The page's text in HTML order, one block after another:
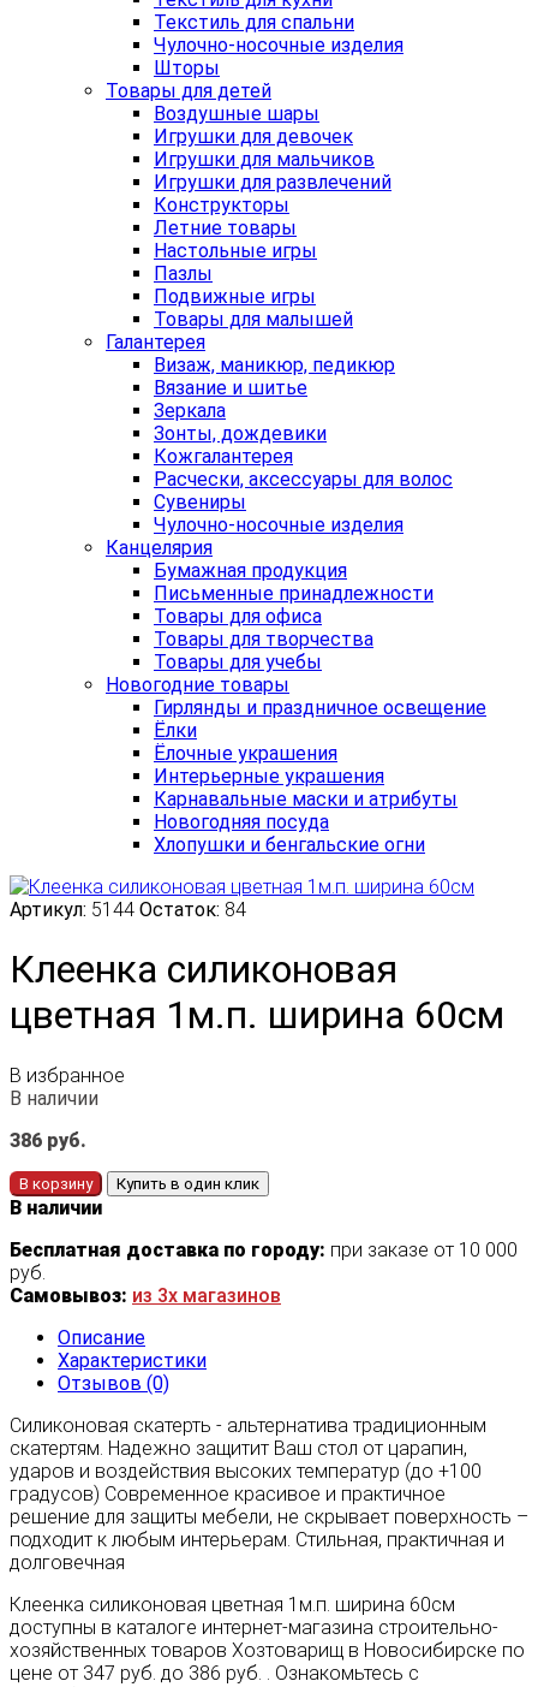
Текстиль для спальни
Чулочно-носочные изделия
Шторы
Товары для детей
Воздушные шары
Игрушки для девочек
Игрушки для мальчиков
Игрушки для развлечений
Конструкторы
Летние товары
Настольные игры
Пазлы
Подвижные игры
Товары для малышей
Галантерея
Визаж, маникюр, педикюр
Вязание и шитье
Зеркала
Зонты, дождевики
Кожгалантерея
Расчески, аксессуары для волос
Сувениры
Чулочно-носочные изделия
Канцелярия
Бумажная продукция
Письменные принадлежности
Товары для офиса
Товары для творчества
Товары для учебы
Новогодние товары
Гирлянды и праздничное освещение
Ёлки
Ёлочные украшения
Интерьерные украшения
Карнавальные маски и атрибуты
Новогодняя посуда
Хлопушки и бенгальские огни
Артикул: 5144 Остаток: 84
Клеенка силиконовая
цветная 1м.п. ширина 60см
В избранное
В наличии
386 руб.
В корзину Купить в один клик
В наличии
Бесплатная доставка по городу: при заказе от 10 000
руб.
Самовывоз: из 3х магазинов
Описание
Характеристики
Отзывов (0)
Силиконовая скатерть - альтернатива традиционным
скатертям. Надежно защитит Ваш стол от царапин,
ударов и воздействия высоких температур (до +100
градусов) Современное красивое и практичное
решение для защиты мебели, не скрывает поверхность –
подходит к любым интерьерам. Стильная, практичная и
долговечная
Клеенка силиконовая цветная 1м.п. ширина 60см
доступны в каталоге интернет-магазина строительно-
хозяйственных товаров Хозтоварищ в Новосибирске по
цене от 347 руб. до 386 руб. . Ознакомьтесь с